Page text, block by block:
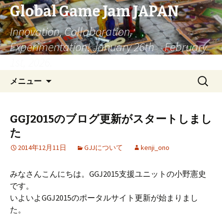
Global Game Jam JAPAN
Innovation, Collaboration,
Experimentation! January 26th – February
メニュー
ツ
移
検
索:
GGJ2015のブログ更新がスタートしまし
た
2014年12月11日 GJJについて kenji_ono
みなさんこんにちは。GGJ2015支援ユニットの小野憲史
です。
いよいよGGJ2015のポータルサイト更新が始まりまし
た。